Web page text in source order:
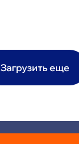
Загрузить еще